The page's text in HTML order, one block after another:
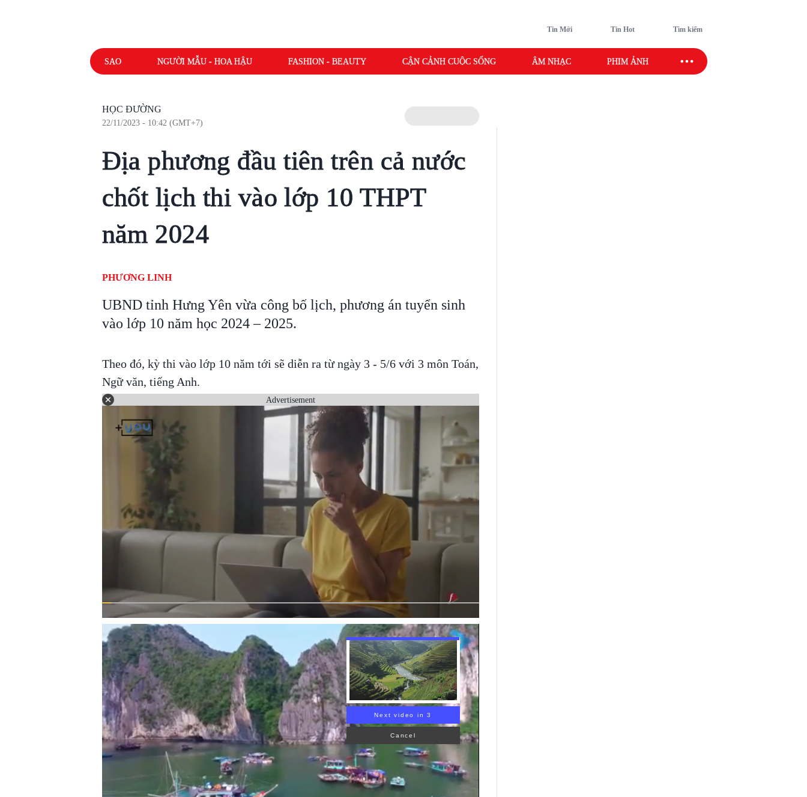
Tin Mới Tin Hot Tìm kiếm
SAO NGƯỜI MẪU - HOA HẬU FASHION - BEAUTY CẬN CẢNH CUỘC SỐNG ÂM NHẠC PHIM ẢNH SAO SPORT
HỌC ĐƯỜNG
22/11/2023 - 10:42 (GMT+7)
Địa phương đầu tiên trên cả nước
chốt lịch thi vào lớp 10 THPT
năm 2024
PHƯƠNG LINH
UBND tỉnh Hưng Yên vừa công bố lịch, phương án tuyển sinh
vào lớp 10 năm học 2024 – 2025.
Theo đó, kỳ thi vào lớp 10 năm tới sẽ diễn ra từ ngày 3 - 5/6 với 3 môn Toán,
Ngữ văn, tiếng Anh.
Advertisement
Next video in 1
Cancel